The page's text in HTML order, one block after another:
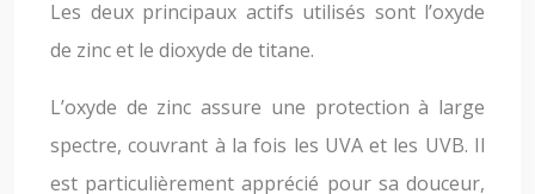
Les deux principaux actifs utilisés sont l’oxyde
de zinc et le dioxyde de titane.
L’oxyde de zinc assure une protection à large
spectre, couvrant à la fois les UVA et les UVB. Il
est particulièrement apprécié pour sa douceur,